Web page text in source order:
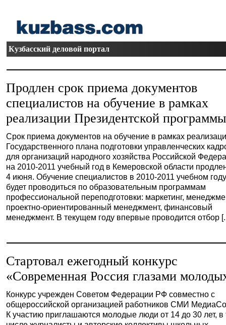
Кузбасский деловой портал
Продлен срок приема документов
специалистов на обучение в рамках
реализации Президентской программы
Срок приема документов на обучение в рамках
Государственного плана подготовки управленческих
для организаций народного хозяйства Российской
на 2010-2011 учебный год в Кемеровской области
4 июня. Обучение специалистов в 2010-2011 учебном
будет проводиться по образовательным программам
профессиональной переподготовки: маркетинг,
проектно-ориентированный менеджмент, финансовый
менеджмент. В текущем году впервые проводится отбор
Стартовал ежегодный конкурс
«Современная Россия глазами
Конкурс учрежден Советом Федерации РФ совместно с
общероссийской организацией работников СМИ
К участию приглашаются молодые люди от 14 до 30 лет, в